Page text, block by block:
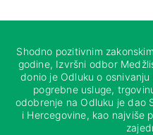
Shodno pozitivnim
godine, Izvršni odbor
donio je Odluku o
pogrebne usluge,
odobrenje na Odluku je dao
i Hercegovine, kao najviše